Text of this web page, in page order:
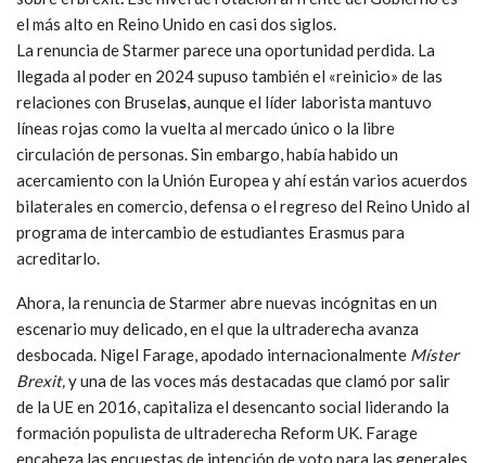
el más alto en Reino Unido en casi dos siglos.
La renuncia de Starmer parece una oportunidad perdida. La
llegada al poder en 2024 supuso también el «reinicio» de las
relaciones con Bruselas, aunque el líder laborista mantuvo
líneas rojas como la vuelta al mercado único o la libre
circulación de personas. Sin embargo, había habido un
acercamiento con la Unión Europea y ahí están varios acuerdos
bilaterales en comercio, defensa o el regreso del Reino Unido al
programa de intercambio de estudiantes Erasmus para
acreditarlo.
Ahora, la renuncia de Starmer abre nuevas incógnitas en un
escenario muy delicado, en el que la ultraderecha avanza
desbocada. Nigel Farage, apodado internacionalmente Míster
Brexit,y una de las voces más destacadas que clamó por salir
de la UE en 2016, capitaliza el desencanto social liderando la
formación populista de ultraderecha Reform UK. Farage
encabeza las encuestas de intención de voto para las generales